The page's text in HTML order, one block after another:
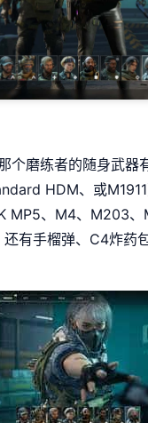
个磨练者的随身武器
HDM、或
MP5、M4、M203、
有手榴弹、C4炸药